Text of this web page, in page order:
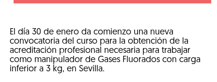
El día 30 de enero da comienzo una nueva
convocatoria del curso para la obtención de la
acreditación profesional necesaria para trabajar
como manipulador de Gases Fluorados con carga
inferior a 3 kg, en Sevilla.